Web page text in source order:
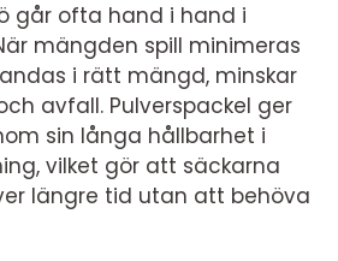
går ofta hand i hand i
mängden spill minimeras
i rätt mängd, minskar
avfall. Pulverspackel ger
sin långa hållbarhet i
vilket gör att säckarna
längre tid utan att behöva